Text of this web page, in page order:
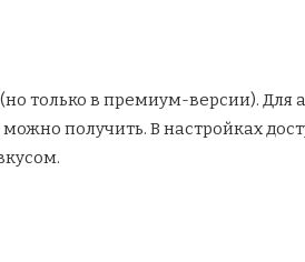
только в премиум-версии).
получить. В настройках